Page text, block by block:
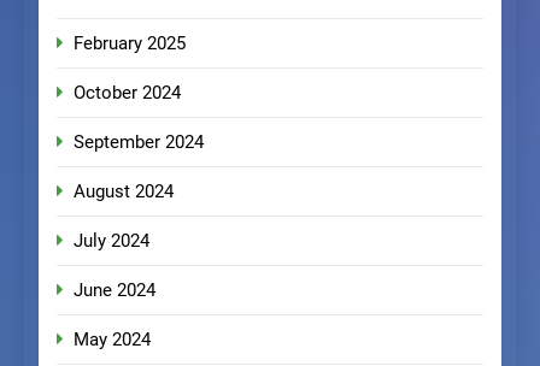
February 2025
October 2024
September 2024
August 2024
July 2024
June 2024
May 2024